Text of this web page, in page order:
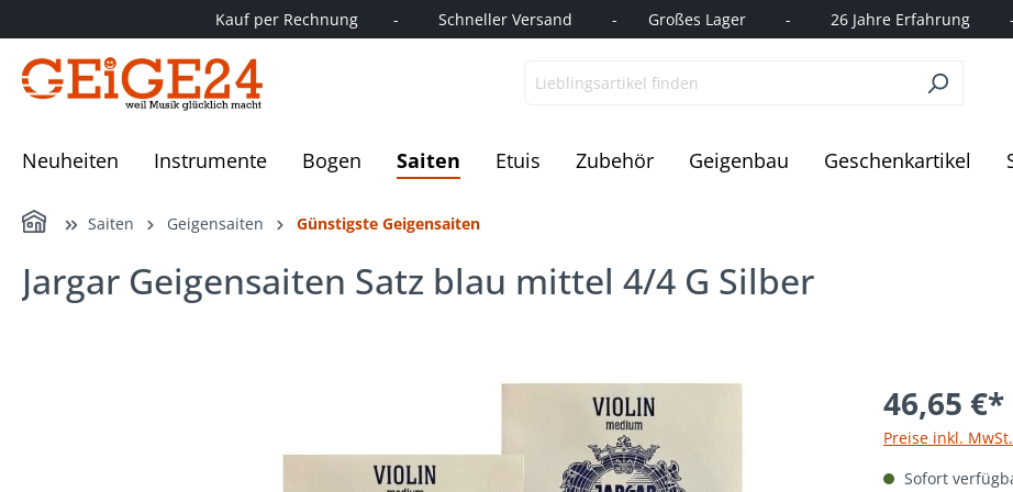
Zur Hauptnavigation springenKauf per Rechnung        -         Schneller Versand         -       Großes Lager         -         26 Jahre Erfahrung
Neuheiten Instrumente Bogen Saiten Etuis Zubehör Geigenbau Geschenkartikel
Home Saiten Geigensaiten Günstigste Geigensaiten
Jargar Geigensaiten Satz blau mittel 4/4 G Silber
46,65 €*
Preise inkl.
Sofort